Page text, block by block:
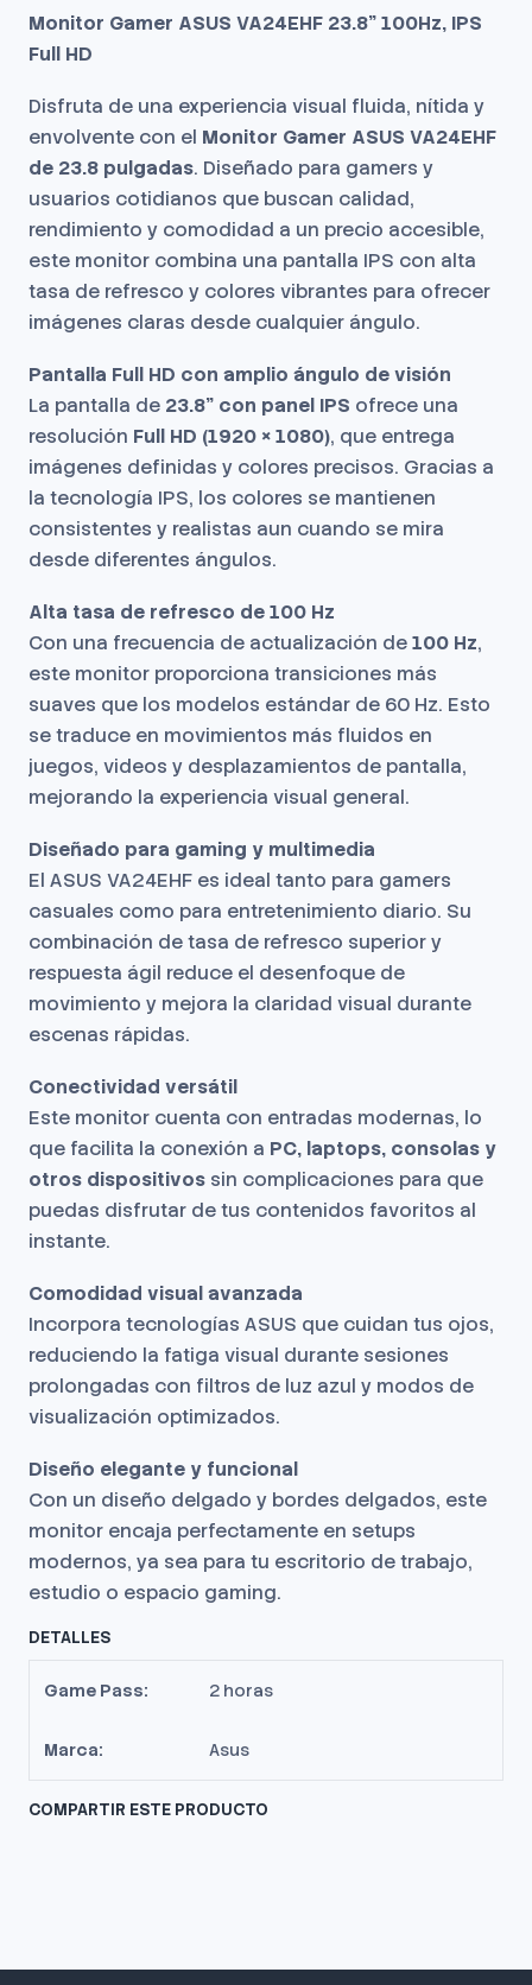
Monitor Gamer ASUS VA24EHF 23.8" 100Hz, IPS
Full HD
Disfruta de una experiencia visual fluida, nítida y
envolvente con el Monitor Gamer ASUS VA24EHF
de 23.8 pulgadas. Diseñado para gamers y
usuarios cotidianos que buscan calidad,
rendimiento y comodidad a un precio accesible,
este monitor combina una pantalla IPS con alta
tasa de refresco y colores vibrantes para ofrecer
imágenes claras desde cualquier ángulo.
Pantalla Full HD con amplio ángulo de visión
La pantalla de 23.8" con panel IPS ofrece una
resolución Full HD (1920 × 1080), que entrega
imágenes definidas y colores precisos. Gracias a
la tecnología IPS, los colores se mantienen
consistentes y realistas aun cuando se mira
desde diferentes ángulos.
Alta tasa de refresco de 100 Hz
Con una frecuencia de actualización de100 Hz,
este monitor proporciona transiciones más
suaves que los modelos estándar de 60 Hz. Esto
se traduce en movimientos más fluidos en
juegos, videos y desplazamientos de pantalla,
mejorando la experiencia visual general.
Diseñado para gaming y multimedia
El ASUS VA24EHF es ideal tanto para gamers
casuales como para entretenimiento diario. Su
combinación de tasa de refresco superior y
respuesta ágil reduce el desenfoque de
movimiento y mejora la claridad visual durante
escenas rápidas.
Conectividad versátil
Este monitor cuenta con entradas modernas, lo
que facilita la conexión a PC, laptops, consolas y
otros dispositivos sin complicaciones para que
puedas disfrutar de tus contenidos favoritos al
instante.
Comodidad visual avanzada
Incorpora tecnologías ASUS que cuidan tus ojos,
reduciendo la fatiga visual durante sesiones
prolongadas con filtros de luz azul y modos de
visualización optimizados.
Diseño elegante y funcional
Con un diseño delgado y bordes delgados, este
monitor encaja perfectamente en setups
modernos, ya sea para tu escritorio de trabajo,
estudio o espacio gaming.
DETALLES
Game Pass: 2 horas
Marca: Asus
COMPARTIR ESTE PRODUCTO